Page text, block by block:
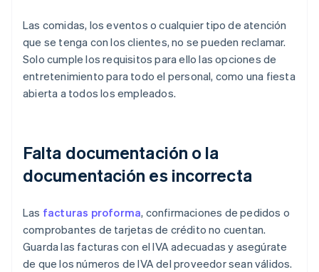
Las comidas, los eventos o cualquier tipo de atención
que se tenga con los clientes, no se pueden reclamar.
Solo cumple los requisitos para ello las opciones de
entretenimiento para todo el personal, como una fiesta
abierta a todos los empleados.
Falta documentación o la
documentación es incorrecta
Las facturas proforma, confirmaciones de pedidos o
comprobantes de tarjetas de crédito no cuentan.
Guarda las facturas con el IVA adecuadas y asegúrate
de que los números de IVA del proveedor sean válidos.